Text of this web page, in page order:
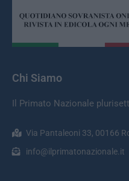
Chi Siamo
Il Primato Nazionale
Via Pantaleoni 33, 00166
info@ilprimatonazionale.it